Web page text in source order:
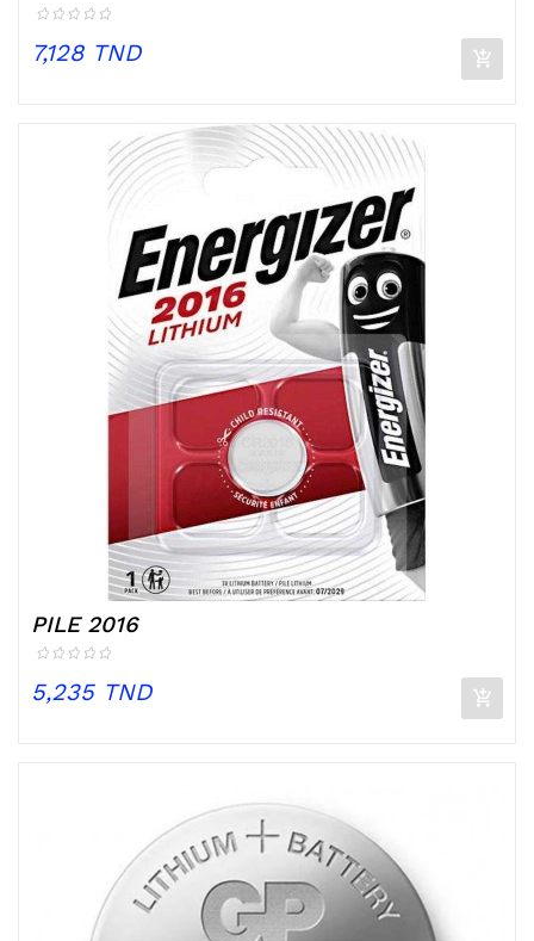
Prix
7,128 TND
PILE 2016
Prix
5,235 TND